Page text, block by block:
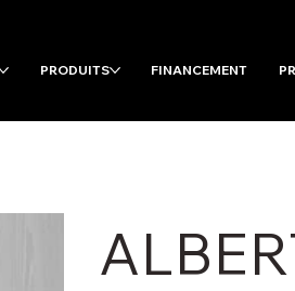
PRODUITS FINANCEMENT